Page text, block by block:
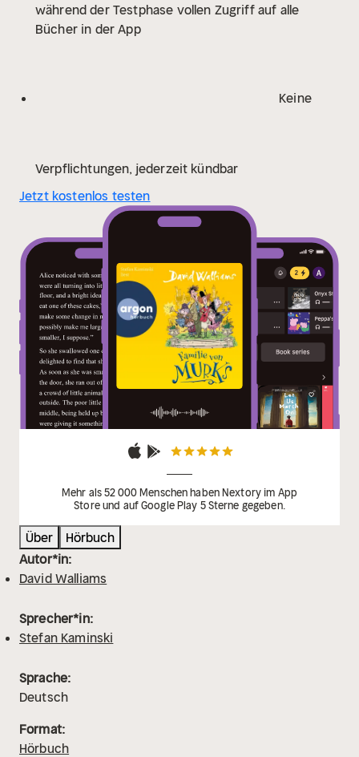
während der Testphase vollen Zugriff auf alle
Bücher in der App
Keine
Verpflichtungen, jederzeit kündbar
Jetzt kostenlos testen
Mehr als 52 000 Menschen haben Nextory im App
Store und auf Google Play 5 Sterne gegeben.
Über
Hörbuch
Autor*in:
David Walliams
Sprecher*in:
Stefan Kaminski
Sprache:
Deutsch
Format:
Hörbuch